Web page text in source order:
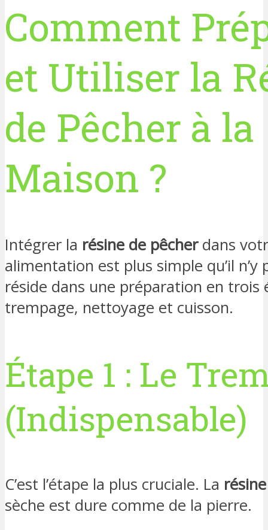
Comment
et Utiliser la
de Pêcher à la
Maison ?
Intégrer la résine de pêcherdans
alimentation est plus simple qu’il n’y
réside dans une préparation en trois
trempage, nettoyage et cuisson.
Étape 1 : Le
(Indispensable)
C’est l’étape la plus cruciale. La
sèche est dure comme de la pierre.